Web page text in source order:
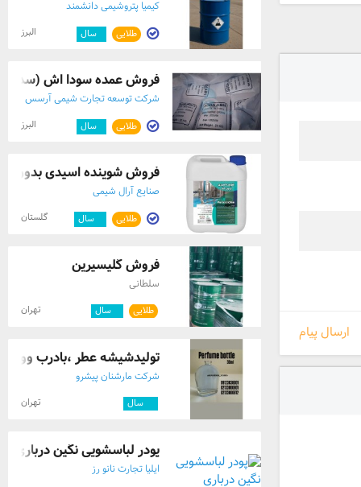
ارسال پیام
کیمیا پتروشیمی دانشمند
طلایی سال البرز
فروش عمده سودا اش
شرکت توسعه تجارت شیمی آرسس
طلایی سال البرز
فروش شوینده اسیدی بدون
صنایع آرال شیمی
طلایی سال گلستان
فروش گلیسیرین
سلطانی
طلایی سال تهران
تولیدشیشه عطر ،بادرب
شرکت مارشنان پیشرو
سال تهران
پودر لباسشویی نگین درباری
ایلیا تجارت نانو رز